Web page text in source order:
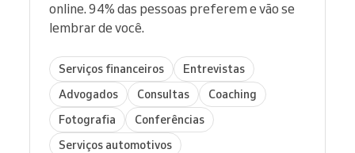
online. 94% das pessoas preferem e vão se
lembrar de você.
Serviços financeiros
Entrevistas
Advogados
Consultas
Coaching
Fotografia
Conferências
Serviços automotivos